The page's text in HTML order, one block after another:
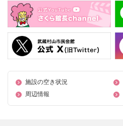
施設の空き状況
周辺情報